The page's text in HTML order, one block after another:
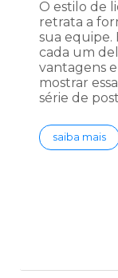
O estilo de
retrata a
sua equipe.
cada um
vantagens
mostrar
série de
saiba mais